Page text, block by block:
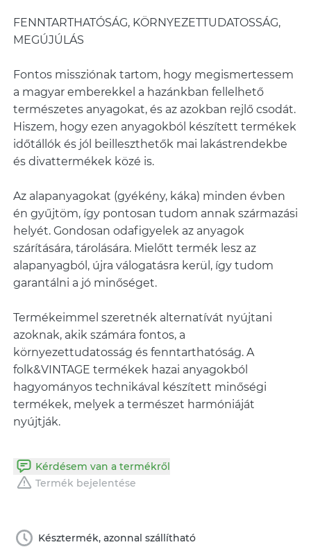
FENNTARTHATÓSÁG, KÖRNYEZETTUDATOSSÁG,
MEGÚJÚLÁS
Fontos missziónak tartom, hogy megismertessem
a magyar emberekkel a hazánkban fellelhető
természetes anyagokat, és az azokban rejlő csodát.
Hiszem, hogy ezen anyagokból készített termékek
időtállók és jól beilleszthetők mai lakástrendekbe
és divattermékek közé is.
Az alapanyagokat (gyékény, káka) minden évben
én gyűjtöm, így pontosan tudom annak származási
helyét. Gondosan odafigyelek az anyagok
szárítására, tárolására. Mielőtt termék lesz az
alapanyagból, újra válogatásra kerül, így tudom
garantálni a jó minőséget.
Termékeimmel szeretnék alternatívát nyújtani
azoknak, akik számára fontos, a
környezettudatosság és fenntarthatóság. A
folk&VINTAGE termékek hazai anyagokból
hagyományos technikával készített minőségi
termékek, melyek a természet harmóniáját
nyújtják.
Kérdésem van a termékről
Termék bejelentése
Késztermék, azonnal szállítható